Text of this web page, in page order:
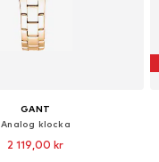
GANT
Analog klocka
2 119,00 kr